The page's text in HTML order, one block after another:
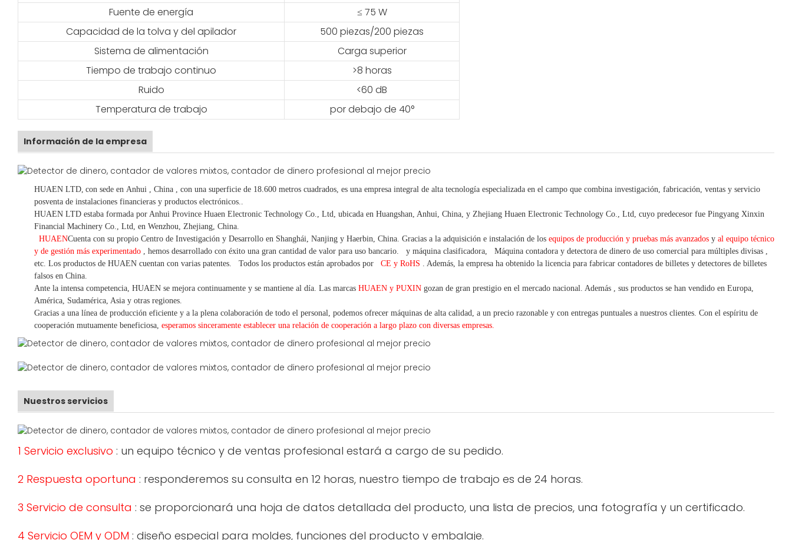
Fuente de energía
≤ 75 W
Capacidad de la tolva y del apilador
500 piezas/200 piezas
Sistema de alimentación
Carga superior
Tiempo de trabajo continuo
>8 horas
Ruido
<60 dB
Temperatura de trabajo
por debajo de 40°
Información de la empresa
HUAEN LTD, con sede en Anhui , China , con una superficie de 18.600 metros cuadrados, es una empresa integral de alta tecnología especializada en el campo que combina investigación, fabricación, ventas y servicio
posventa de instalaciones financieras y productos electrónicos.
HUAEN LTD estaba formada por Anhui Province Huaen Electronic Technology Co., Ltd, ubicada en Huangshan, Anhui, China, y Zhejiang Huaen Electronic Technology Co., Ltd, cuyo predecesor fue Pingyang Xinxin
Financial Machinery Co., Ltd, en Wenzhou, Zhejiang, China.
HUAENCuenta con su propio Centro de Investigación y Desarrollo en Shanghái, Nanjing y Haerbin, China. Gracias a la adquisición e instalación de los equipos de producción y pruebas más avanzados y al equipo técnico
y de gestión más experimentado
hemos desarrollado con éxito una gran cantidad de valor para uso bancario. y máquina clasificadora, Máquina contadora y detectora de dinero de uso comercial para múltiples divisas
etc. Los productos de HUAEN cuentan con varias patentes. Todos los productos están aprobados por CE y RoHS . Además, la empresa ha obtenido la licencia para fabricar contadores de billetes y detectores de billetes
falsos en China.
Ante la intensa competencia, HUAEN se mejora continuamente y se mantiene al día. Las marcas HUAEN y PUXIN gozan de gran prestigio en el mercado nacional. Además
sus productos se han vendido en Europa,
América, Sudamérica, Asia y otras regiones.
Gracias a una línea de producción eficiente y a la plena colaboración de todo el personal, podemos ofrecer máquinas de alta calidad, a un precio razonable y con entregas puntuales a nuestros clientes. Con el espíritu de
cooperación mutuamente beneficiosa, esperamos sinceramente establecer una relación de cooperación a largo plazo con diversas empresas.
Nuestros servicios
1 Servicio exclusivo : un equipo técnico y de ventas profesional estará a cargo de su pedido.
2 Respuesta oportuna : responderemos su consulta en 12 horas, nuestro tiempo de trabajo es de 24 horas.
3 Servicio de consulta : se proporcionará una hoja de datos detallada del producto, una lista de precios, una fotografía y un certificado.
4 Servicio OEM y ODM : diseño especial para moldes, funciones del producto y embalaje.